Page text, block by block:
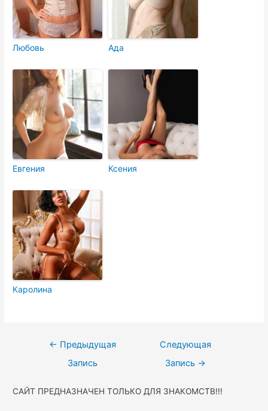
Любовь Ада
Евгения Ксения
Каролина
Навигация
← Предыдущая
Запись
Следующая
Запись →
САЙТ ПРЕДНАЗНАЧЕН ТОЛЬКО ДЛЯ ЗНАКОМСТВ!!!